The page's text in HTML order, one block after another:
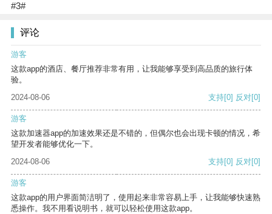
#3#
评论
游客
这款app的酒店、餐厅推荐非常有用，让我能够享受到高品质的旅行体
验。
2024-08-06
支持[0] 反对[0]
游客
这款加速器app的加速效果还是不错的，但偶尔也会出现卡顿的情况，希
望开发者能够优化一下。
2024-08-06
支持[0] 反对[0]
游客
这款app的用户界面简洁明了，使用起来非常容易上手，让我能够快速熟
悉操作。我不用看说明书，就可以轻松使用这款app。